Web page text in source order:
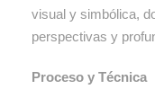
visual y simbólica,
perspectivas y
Proceso y Técnica